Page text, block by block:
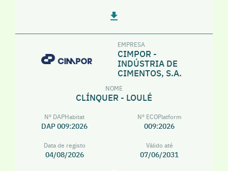
EMPRESA
CIMPOR -
INDÚSTRIA DE
CIMENTOS, S.A.
NOME
CLÍNQUER - LOULÉ
Nº DAPHabitat
DAP 009:2026
Nº ECOPlatform
009:2026
Data de registo
04/08/2026
Válido até
07/06/2031